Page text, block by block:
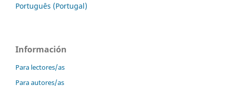
Português (Portugal)
Información
Para lectores/as
Para autores/as